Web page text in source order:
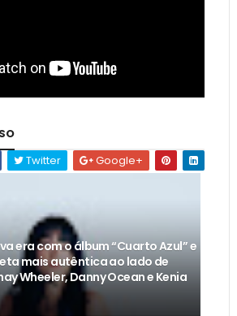
Twitter Google+
era com o álbum “Cuarto Azul” e
mais autêntica ao lado de
Wheeler, Danny Ocean e Kenia